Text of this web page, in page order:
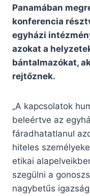
Panamában
konferencia
egyházi
azokat a
bántalmazókat,
rejtőznek.
„A kapcsolatok
beleértve az
fáradhatatlanul
hiteles
etikai
szegülni a
nagybetűs